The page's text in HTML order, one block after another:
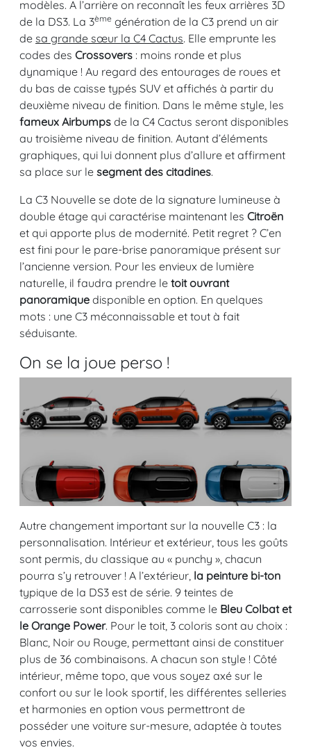
modèles. A l’arrière on reconnaît les feux arrières 3D
de la DS3. La 3ème génération de la C3 prend un air
de sa grande sœur la C4 Cactus. Elle emprunte les
codes des Crossovers : moins ronde et plus
dynamique ! Au regard des entourages de roues et
du bas de caisse typés SUV et affichés à partir du
deuxième niveau de finition. Dans le même style, les
fameux Airbumps de la C4 Cactus seront disponibles
au troisième niveau de finition. Autant d’éléments
graphiques, qui lui donnent plus d’allure et affirment
sa place sur le segment des citadines.
La C3 Nouvelle se dote de la signature lumineuse à
double étage qui caractérise maintenant les Citroën
et qui apporte plus de modernité. Petit regret ? C’en
est fini pour le pare-brise panoramique présent sur
l’ancienne version. Pour les envieux de lumière
naturelle, il faudra prendre le toit ouvrant
panoramique disponible en option. En quelques
mots : une C3 méconnaissable et tout à fait
séduisante.
On se la joue perso !
Autre changement important sur la nouvelle C3 : la
personnalisation. Intérieur et extérieur, tous les goûts
sont permis, du classique au « punchy », chacun
pourra s’y retrouver ! A l’extérieur, la peinture bi-ton
typique de la DS3 est de série. 9 teintes de
carrosserie sont disponibles comme le Bleu Colbat et
le Orange Power. Pour le toit, 3 coloris sont au choix :
Blanc, Noir ou Rouge, permettant ainsi de constituer
plus de 36 combinaisons. A chacun son style ! Côté
intérieur, même topo, que vous soyez axé sur le
confort ou sur le look sportif, les différentes selleries
et harmonies en option vous permettront de
posséder une voiture sur-mesure, adaptée à toutes
vos envies.